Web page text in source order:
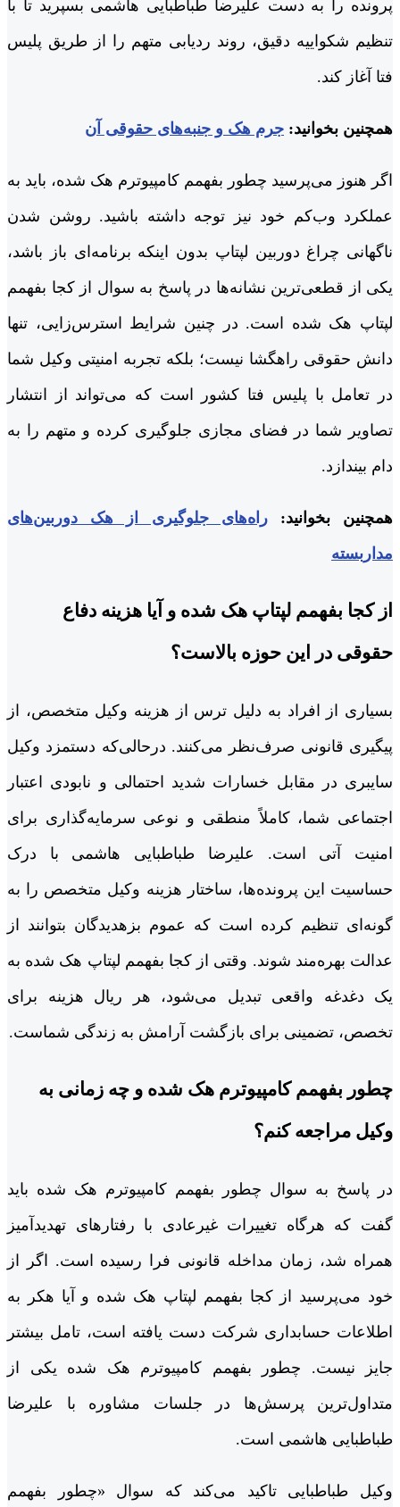
پرونده را به دست علیرضا طباطبایی هاشمی بسپرید تا با
تنظیم شکواییه دقیق، روند ردیابی متهم را از طریق پلیس
فتا آغاز کند.
همچنین بخوانید: جرم هک و جنبه‌های حقوقی آن
اگر هنوز می‌پرسید چطور بفهمم کامپیوترم هک شده، باید به
عملکرد وب‌کم خود نیز توجه داشته باشید. روشن شدن
ناگهانی چراغ دوربین لپتاپ بدون اینکه برنامه‌ای باز باشد،
یکی از قطعی‌ترین نشانه‌ها در پاسخ به سوال از کجا بفهمم
لپتاپ هک شده است. در چنین شرایط استرس‌زایی، تنها
دانش حقوقی راهگشا نیست؛ بلکه تجربه امنیتی وکیل شما
در تعامل با پلیس فتا کشور است که می‌تواند از انتشار
تصاویر شما در فضای مجازی جلوگیری کرده و متهم را به
دام بیندازد.
همچنین بخوانید:راه‌های جلوگیری از هک دوربین‌های
مداربسته
از کجا بفهمم لپتاپ هک شده و آیا هزینه دفاع
حقوقی در این حوزه بالاست؟
بسیاری از افراد به دلیل ترس از هزینه وکیل متخصص، از
پیگیری قانونی صرف‌نظر می‌کنند. درحالی‌که دستمزد وکیل
سایبری در مقابل خسارات شدید احتمالی و نابودی اعتبار
اجتماعی شما، کاملاً منطقی و نوعی سرمایه‌گذاری برای
امنیت آتی است. علیرضا طباطبایی هاشمی با درک
حساسیت این پرونده‌ها، ساختار هزینه وکیل متخصص را به
گونه‌ای تنظیم کرده است که عموم بزه‎دیدگان بتوانند از
عدالت بهره‌مند شوند. وقتی از کجا بفهمم لپتاپ هک شده به
یک دغدغه واقعی تبدیل می‌شود، هر ریال هزینه برای
تخصص، تضمینی برای بازگشت آرامش به زندگی شماست.
چطور بفهمم کامپیوترم هک شده و چه زمانی به
وکیل مراجعه کنم؟
در پاسخ به سوال چطور بفهمم کامپیوترم هک شده باید
گفت که هرگاه تغییرات غیرعادی با رفتارهای تهدیدآمیز
همراه شد، زمان مداخله قانونی فرا رسیده است. اگر از
خود می‌پرسید از کجا بفهمم لپتاپ هک شده و آیا هکر به
اطلاعات حسابداری شرکت دست یافته است، تامل بیشتر
جایز نیست. چطور بفهمم کامپیوترم هک شده یکی از
متداول‌ترین پرسش‌ها در جلسات مشاوره با علیرضا
طباطبایی هاشمی است.
وکیل طباطبایی تاکید می‌کند که سوال «چطور بفهمم